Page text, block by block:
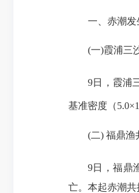
一、赤潮
(一)霞浦三
9日，霞浦
基准密度（
(二) 福鼎渔
9日，福鼎
亡。本起赤潮共